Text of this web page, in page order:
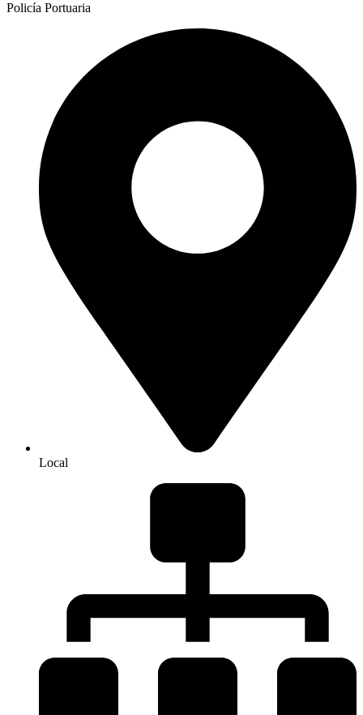
Policía Portuaria
Local